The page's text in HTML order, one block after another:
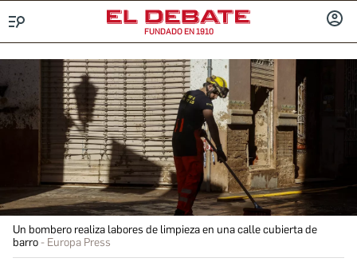
FUNDADO EN 1910
Un bombero realiza labores de limpieza en una calle cubierta de
barro
Europa Press